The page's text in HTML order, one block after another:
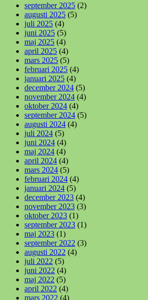
september 2025 (2)
augusti 2025 (5)
juli 2025 (4)
juni 2025 (5)
maj 2025 (4)
april 2025 (4)
mars 2025 (5)
februari 2025 (4)
januari 2025 (4)
december 2024 (5)
november 2024 (4)
oktober 2024 (4)
september 2024 (5)
augusti 2024 (4)
juli 2024 (5)
juni 2024 (4)
maj 2024 (4)
april 2024 (4)
mars 2024 (5)
februari 2024 (4)
januari 2024 (5)
december 2023 (4)
november 2023 (3)
oktober 2023 (1)
september 2023 (1)
maj 2023 (1)
september 2022 (3)
augusti 2022 (4)
juli 2022 (5)
juni 2022 (4)
maj 2022 (5)
april 2022 (4)
mars 2022 (4)